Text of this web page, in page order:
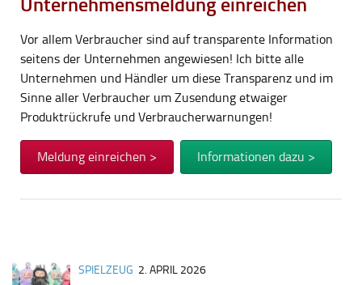
Vor allem Verbraucher sind auf transparente Information
seitens der Unternehmen angewiesen! Ich bitte alle
Unternehmen und Händler um diese Transparenz und im
Sinne aller Verbraucher um Zusendung etwaiger
Produktrückrufe und Verbraucherwarnungen!
Meldung einreichen > Informationen dazu >
SPIELZEUG 2. APRIL 2026